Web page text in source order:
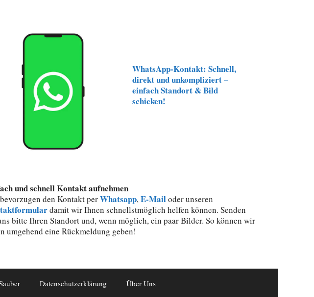
WhatsApp-Kontakt: Schnell,
direkt und unkompliziert –
einfach Standort & Bild
schicken!
und schnell Kontakt aufnehmen
den Kontakt perWhatsapp,E-Mailoder unseren
damit wir Ihnen schnellstmöglich helfen können. Senden
bitte Ihren Standort und, wenn möglich, ein paar Bilder. So können wir
umgehend eine Rückmeldung geben!
Datenschutzerklärung Über Uns